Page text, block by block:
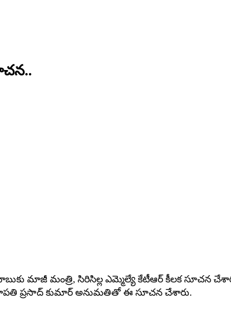
మాజీ మంత్రి, సిరిసిల్ల ఎమ్మెల్యే కేటీఆర్ కీలక సూచన
ప్రసాద్ కుమార్ అనుమతితో ఈ సూచన చేశారు.